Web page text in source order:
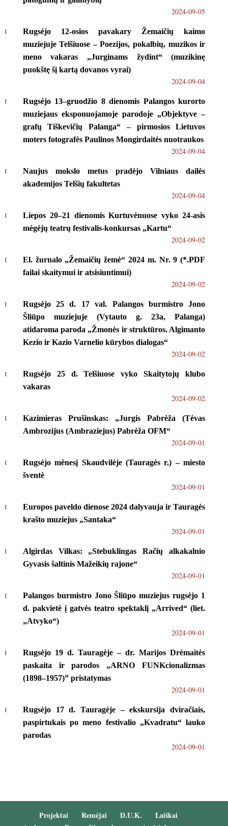
2024-09-05
Rugsėjo 12-osios pavakary Žemaičių kaimo
muziejuje Telšiuose – Poezijos, pokalbių, muzikos ir
meno vakaras „Jurginams žydint“ (muzikinę
puokštę šį kartą dovanos vyrai)
2024-09-04
Rugsėjo 13–gruodžio 8 dienomis Palangos kurorto
muziejaus eksponuojamoje parodoje „Objektyve –
grafų Tiškevičių Palanga“ – pirmosios Lietuvos
moters fotografės Paulinos Mongirdaitės nuotraukos
2024-09-04
Naujus mokslo metus pradėjo Vilniaus dailės
akademijos Telšių fakultetas
2024-09-04
Liepos 20–21 dienomis Kurtuvėnuose vyko 24-asis
mėgėjų teatrų festivalis-konkursas „Kartu“
2024-09-02
El. žurnalo „Žemaičių žemė“ 2024 m. Nr. 9 (*.PDF
failai skaitymui ir atsisiuntimui)
2024-09-02
Rugsėjo 25 d. 17 val. Palangos burmistro Jono
Šliūpo muziejuje (Vytauto g. 23a, Palanga)
atidaroma paroda „Žmonės ir struktūros. Algimanto
Kezio ir Kazio Varnelio kūrybos dialogas“
2024-09-02
Rugsėjo 25 d. Telšiuose vyko Skaitytojų klubo
vakaras
2024-09-02
Kazimieras Prušinskas: „Jurgis Pabrėža (Tėvas
Ambrozijus (Ambraziejus) Pabrėža OFM“
2024-09-01
Rugsėjo mėnesį Skaudvilėje (Tauragės r.) – miesto
šventė
2024-09-01
Europos paveldo dienose 2024 dalyvauja ir Tauragės
krašto muziejus „Santaka“
2024-09-01
Algirdas Vilkas: „Stebuklingas Račių alkakalnio
Gyvasis šaltinis Mažeikių rajone“
2024-09-01
Palangos burmistro Jono Šliūpo muziejus rugsėjo 1
d. pakvietė į gatvės teatro spektaklį „Arrived“ (liet.
„Atvyko“)
2024-09-01
Rugsėjo 19 d. Tauragėje – dr. Marijos Drėmaitės
paskaita ir parodos „ARNO FUNKcionalizmas
(1898–1957)” pristatymas
2024-09-01
Rugsėjo 17 d. Tauragėje – ekskursija dviračiais,
paspirtukais po meno festivalio „Kvadratu“ lauko
parodas
2024-09-01
Projektai Remėjai D.U.K.
Laiškai